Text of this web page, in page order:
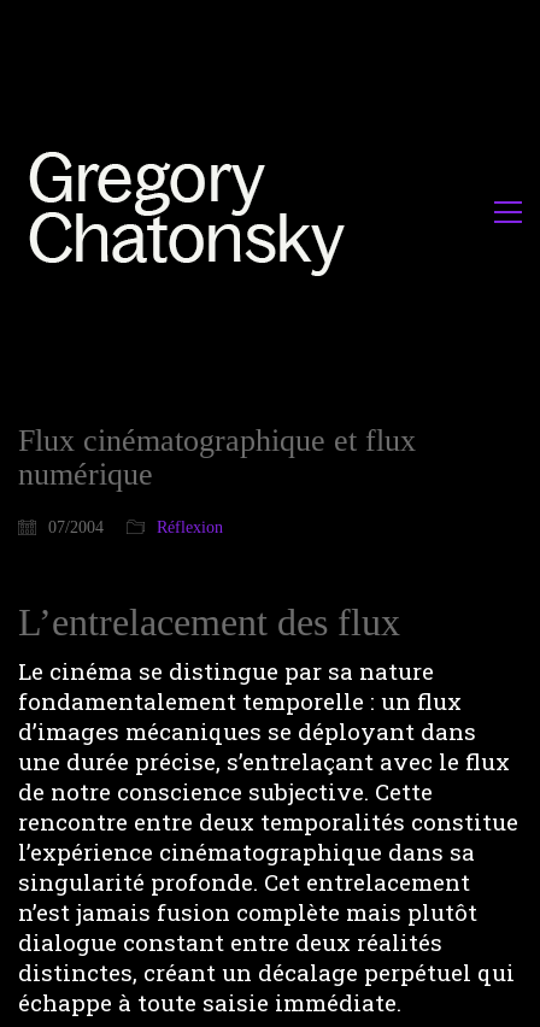
Flux cinématographique et flux
numérique
07/2004 Réflexion
L’entrelacement des flux
Le cinéma se distingue par sa nature
fondamentalement temporelle : un flux
d’images mécaniques se déployant dans
une durée précise, s’entrelaçant avec le flux
de notre conscience subjective. Cette
rencontre entre deux temporalités constitue
l’expérience cinématographique dans sa
singularité profonde. Cet entrelacement
n’est jamais fusion complète mais plutôt
dialogue constant entre deux réalités
distinctes, créant un décalage perpétuel qui
échappe à toute saisie immédiate.